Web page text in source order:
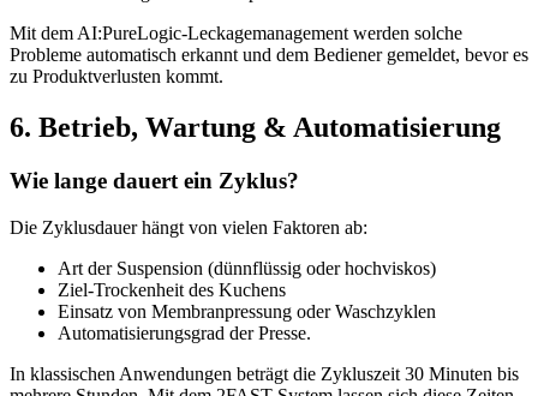
Mit dem AI:PureLogic-Leckagemanagement werden solche
Probleme automatisch erkannt und dem Bediener gemeldet, bevor es
zu Produktverlusten kommt.
6. Betrieb, Wartung & Automatisierung
Wie lange dauert ein Zyklus?
Die Zyklusdauer hängt von vielen Faktoren ab:
Art der Suspension (dünnflüssig oder hochviskos)
Ziel-Trockenheit des Kuchens
Einsatz von Membranpressung oder Waschzyklen
Automatisierungsgrad der Presse.
In klassischen Anwendungen beträgt die Zykluszeit 30 Minuten bis